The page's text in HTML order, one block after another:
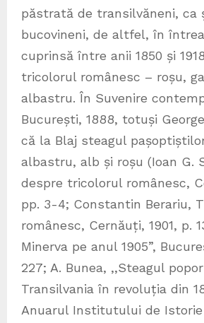
păstrată de transilvăneni, ca
bucovineni, de altfel, în
cuprinsă între anii 1850 și
tricolorul românesc – roșu,
albastru. În Suvenire
București, 1888, totuși
că la Blaj steagul
albastru, alb și roșu (Ioan G.
despre tricolorul românesc,
pp. 3-4; Constantin Berariu,
românesc, Cernăuți, 1901, p.
Minerva pe anul 1905”,
227; A. Bunea, ,,Steagul
Transilvania în revoluția din
Anuarul Institutului de Istorie